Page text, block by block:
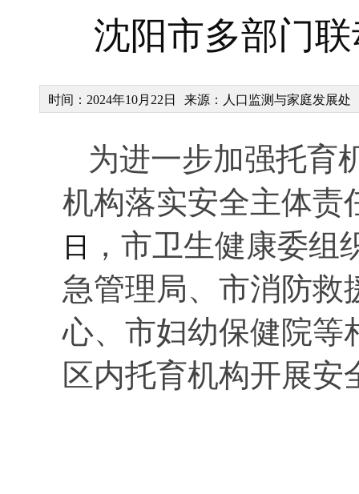
沈阳市多部门
时间：2024年10月22日 来源：人口监测与家庭发展处
为进一步加强托育
机构落实安全主体责
日 ， 市卫生健康委组
急管理局、市消防救
心、市妇幼保健院等
区内托育机构开展安